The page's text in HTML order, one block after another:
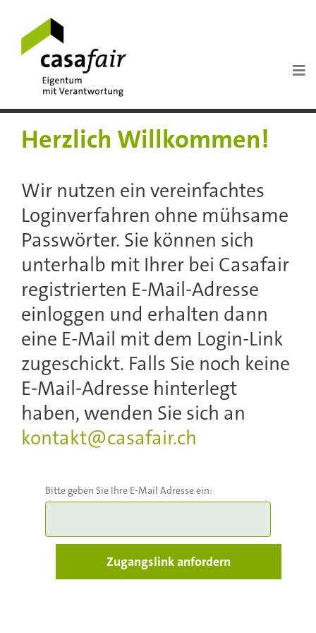
Herzlich Willkommen!
Wir nutzen ein vereinfachtes
Loginverfahren ohne mühsame
Passwörter. Sie können sich
unterhalb mit Ihrer bei Casafair
registrierten E-Mail-Adresse
einloggen und erhalten dann
eine E-Mail mit dem Login-Link
zugeschickt. Falls Sie noch keine
E-Mail-Adresse hinterlegt
haben, wenden Sie sich an
kontakt@casafair.ch
Bitte geben Sie Ihre E-Mail Adresse ein: